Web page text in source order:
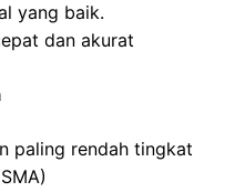
yang baik.
dan akurat
paling rendah tingkat